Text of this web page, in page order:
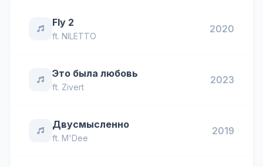
Fly 2
ft. NILETTO
2020
Это была любовь
ft. Zivert
2023
Двусмысленно
ft. M'Dee
2019